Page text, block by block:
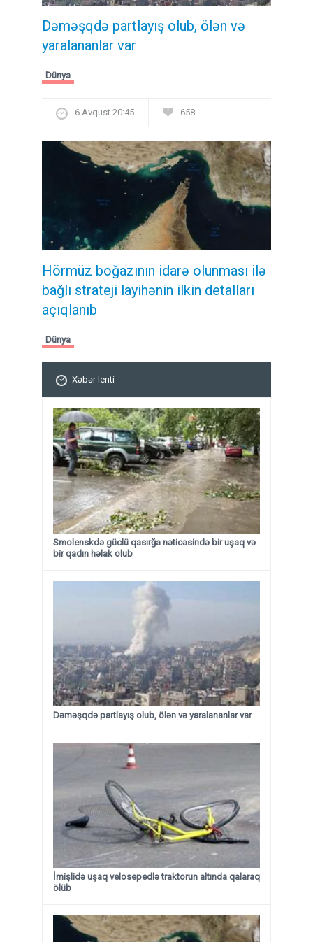
Dəməşqdə partlayış olub, ölən və
yaralananlar var
Dünya
6 Avqust 20:45 658
Hörmüz boğazının idarə olunması ilə
bağlı strateji layihənin ilkin detalları
açıqlanıb
Dünya
Xəbər lenti
Smolenskdə güclü qasırğa nəticəsində bir uşaq və
bir qadın həlak olub
Dəməşqdə partlayış olub, ölən və yaralananlar var
İmişlidə uşaq velosepedlə traktorun altında qalaraq
ölüb